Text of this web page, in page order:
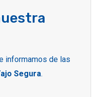
informamos de las
Segura.